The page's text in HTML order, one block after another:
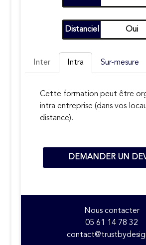
Distanciel Oui
Inter Intra Sur-mesure
Cette formation peut être
intra entreprise (dans vos
distance).
DEMANDER UN
Nous contacter
05 61 14 78 32